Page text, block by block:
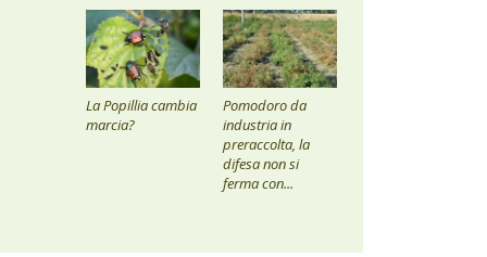
La Popillia cambia
marcia?
Pomodoro da
industria in
preraccolta, la
difesa non si
ferma con...